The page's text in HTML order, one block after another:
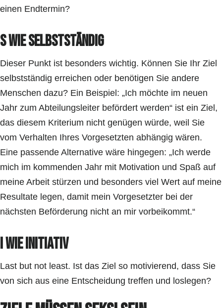
einen Endtermin?
S wie SELBSTSTÄNDIG
Dieser Punkt ist besonders wichtig. Können Sie Ihr Ziel
selbstständig erreichen oder benötigen Sie andere
Menschen dazu? Ein Beispiel: „Ich möchte im neuen
Jahr zum Abteilungsleiter befördert werden“ ist ein Ziel,
das diesem Kriterium nicht genügen würde, weil Sie
vom Verhalten Ihres Vorgesetzten abhängig wären.
Eine passende Alternative wäre hingegen: „Ich werde
mich im kommenden Jahr mit Motivation und Spaß auf
meine Arbeit stürzen und besonders viel Wert auf meine
Resultate legen, damit mein Vorgesetzter bei der
nächsten Beförderung nicht an mir vorbeikommt.“
I wie INITIATIV
Last but not least. Ist das Ziel so motivierend, dass Sie
von sich aus eine Entscheidung treffen und loslegen?